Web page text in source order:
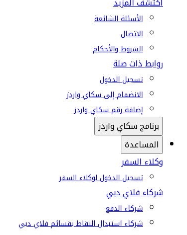
الأسئلة الشائعة
الاتصال
الشروط والأحكام
روابط ذات صلة
تسجيل الدخول
الانضمام إلى سكاي واردز
إضافة رقم سكاي واردز
برنامج سكاي واردز
المساعدة
وكلاء السفر
تسجيل الدخول لوكلاء السفر
شركاء فلاي دبي
شركاء الدفع
شركاء استبدال النقاط بقسائم فلاي دبي